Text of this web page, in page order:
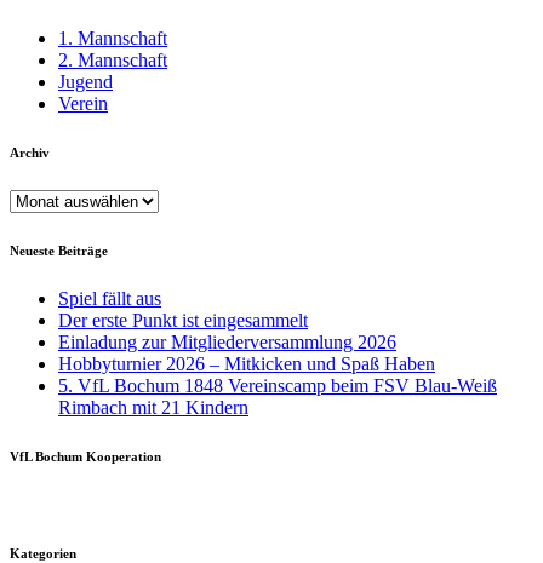
1. Mannschaft
2. Mannschaft
Jugend
Verein
Archiv
Archiv
Neueste Beiträge
Spiel fällt aus
Der erste Punkt ist eingesammelt
Einladung zur Mitgliederversammlung 2026
Hobbyturnier 2026 – Mitkicken und Spaß Haben
5. VfL Bochum 1848 Vereinscamp beim FSV Blau-Weiß
Rimbach mit 21 Kindern
VfL Bochum Kooperation
Kategorien